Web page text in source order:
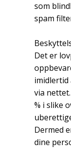
som
spam
Det er
imidlertid
via
% i slike
Dermed
dine